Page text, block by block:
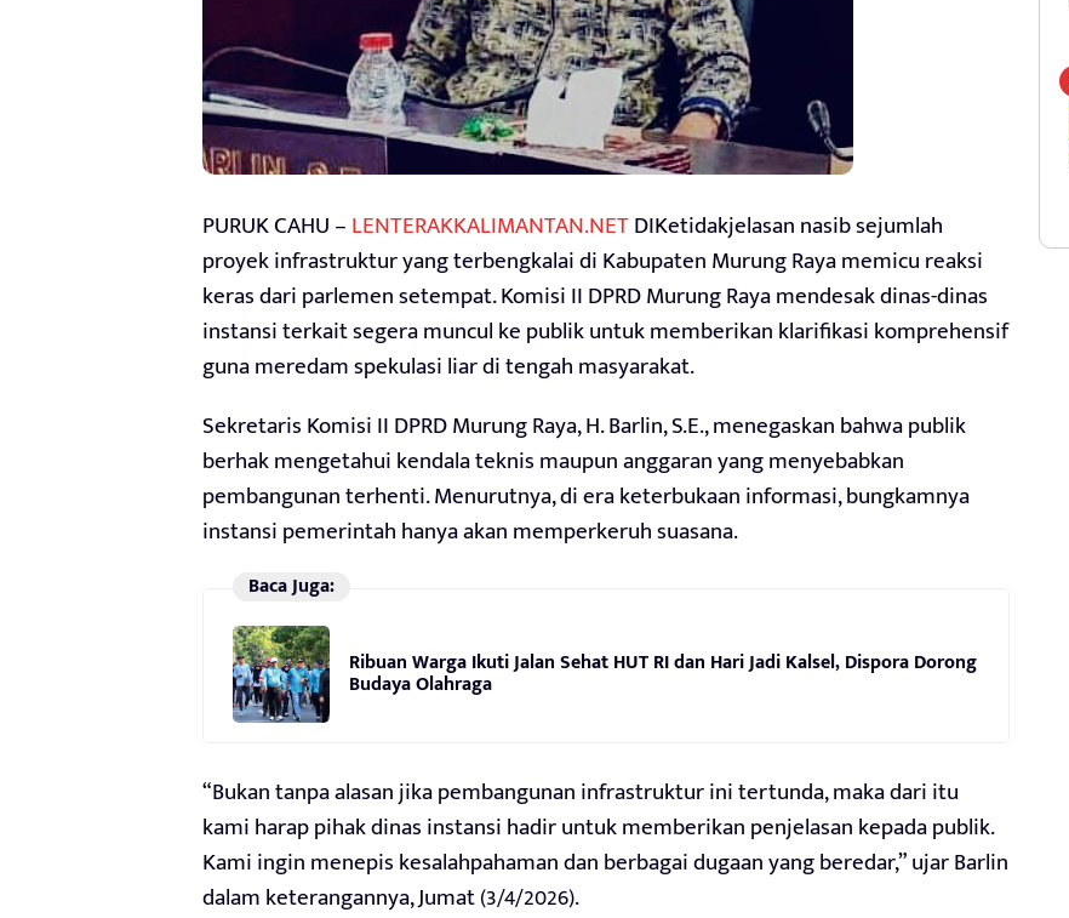
PURUK CAHU –LENTERAKKALIMANTAN.NETDIKetidakjelasan nasib sejumlah
proyek infrastruktur yang terbengkalai di Kabupaten Murung Raya memicu reaksi
keras dari parlemen setempat. Komisi II DPRD Murung Raya mendesak dinas-dinas
instansi terkait segera muncul ke publik untuk memberikan klarifikasi komprehensif
guna meredam spekulasi liar di tengah masyarakat.
Sekretaris Komisi II DPRD Murung Raya, H. Barlin, S.E., menegaskan bahwa publik
berhak mengetahui kendala teknis maupun anggaran yang menyebabkan
pembangunan terhenti. Menurutnya, di era keterbukaan informasi, bungkamnya
instansi pemerintah hanya akan memperkeruh suasana.
Baca Juga:
Ribuan Warga Ikuti Jalan Sehat HUT RI dan Hari Jadi Kalsel, Dispora Dorong
Budaya Olahraga
“Bukan tanpa alasan jika pembangunan infrastruktur ini tertunda, maka dari itu
kami harap pihak dinas instansi hadir untuk memberikan penjelasan kepada publik.
Kami ingin menepis kesalahpahaman dan berbagai dugaan yang beredar,” ujar Barlin
dalam keterangannya, Jumat (3/4/2026).